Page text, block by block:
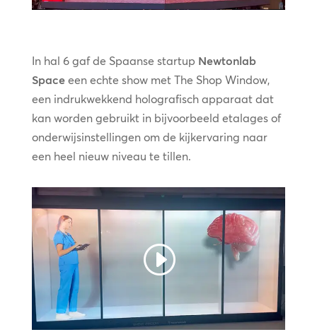
In hal 6 gaf de Spaanse startup Newtonlab
Spaceeen echte show met The Shop Window,
een indrukwekkend holografisch apparaat dat
kan worden gebruikt in bijvoorbeeld etalages of
onderwijsinstellingen om de kijkervaring naar
een heel nieuw niveau te tillen.